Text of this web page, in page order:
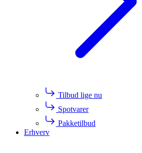
Tilbud lige nu
Spotvarer
Pakketilbud
Erhverv